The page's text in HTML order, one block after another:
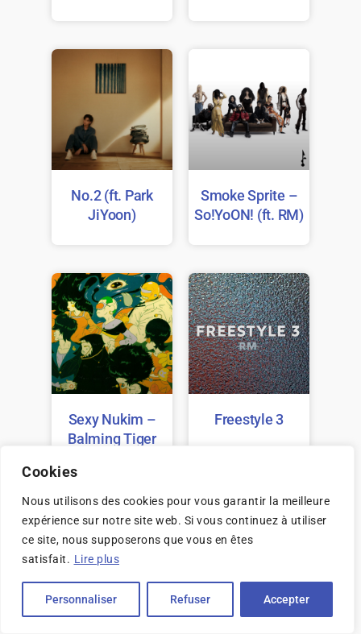
Cookies
Nous utilisons des cookies pour vous garantir la meilleure
expérience sur notre site web. Si vous continuez à utiliser
ce site, nous supposerons que vous en êtes
satisfait. Lire plus
Personnaliser Refuser Accepter
No.2 (ft. Park
JiYoon)
Smoke Sprite –
So!YoON! (ft. RM)
Sexy Nukim –
Balming Tiger
Freestyle 3